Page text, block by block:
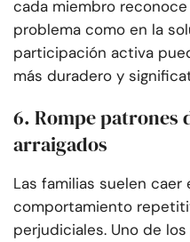
cada miembro
problema como en la
participación activa
más duradero y
6. Rompe patrones
arraigados
Las familias suelen
comportamiento
perjudiciales. Uno de